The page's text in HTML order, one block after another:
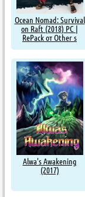
Ocean Nomad: Survival
on Raft (2018) PC |
RePack от Other s
Alwa's Awakening
(2017)